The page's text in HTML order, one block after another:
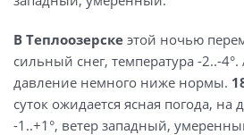
В Теплоозерске этой ночью
сильный снег, температура -2..-
давление немного ниже нормы.
суток ожидается ясная погода, на
-1..+1°, ветер западный,